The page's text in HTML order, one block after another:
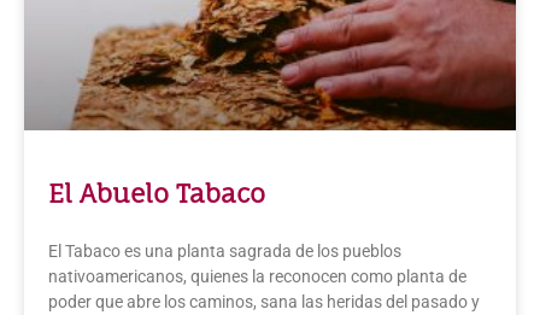
El Abuelo Tabaco
El Tabaco es una planta sagrada de los pueblos
nativoamericanos, quienes la reconocen como planta de
poder que abre los caminos, sana las heridas del pasado y